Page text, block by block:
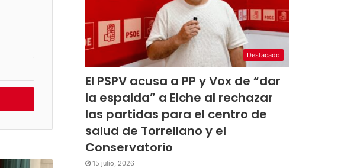
Destacado
El PSPV acusa a PP y Vox de “dar
la espalda” a Elche al rechazar
las partidas para el centro de
salud de Torrellano y el
Conservatorio
15 julio, 2026